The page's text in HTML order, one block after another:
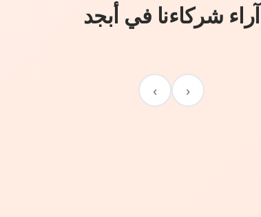
آراء شركاءنا في أبجد
‹
›